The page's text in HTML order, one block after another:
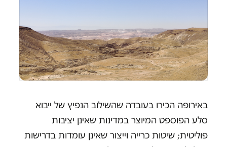
באירופה הכירו בעובדה שהשילוב הנפיץ של ייבוא
סלע הפוספט המיוצר במדינות שאינן יציבות
פוליטית; שיטות כרייה וייצור שאינן עומדות בדרישות